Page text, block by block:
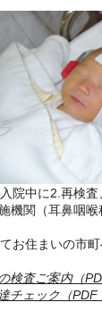
院中に2.再検
機関（耳鼻咽喉
お住まいの市
検査ご案内（
チェック（PDF